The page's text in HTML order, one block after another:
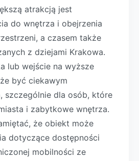
atrakcją jest
do wnętrza i obejrzenia
a czasem także
z dziejami Krakowa.
lub wejście na wyższe
być ciekawym
szczególnie dla osób, które
i zabytkowe wnętrza.
że obiekt może
dotyczące dostępności
mobilności ze